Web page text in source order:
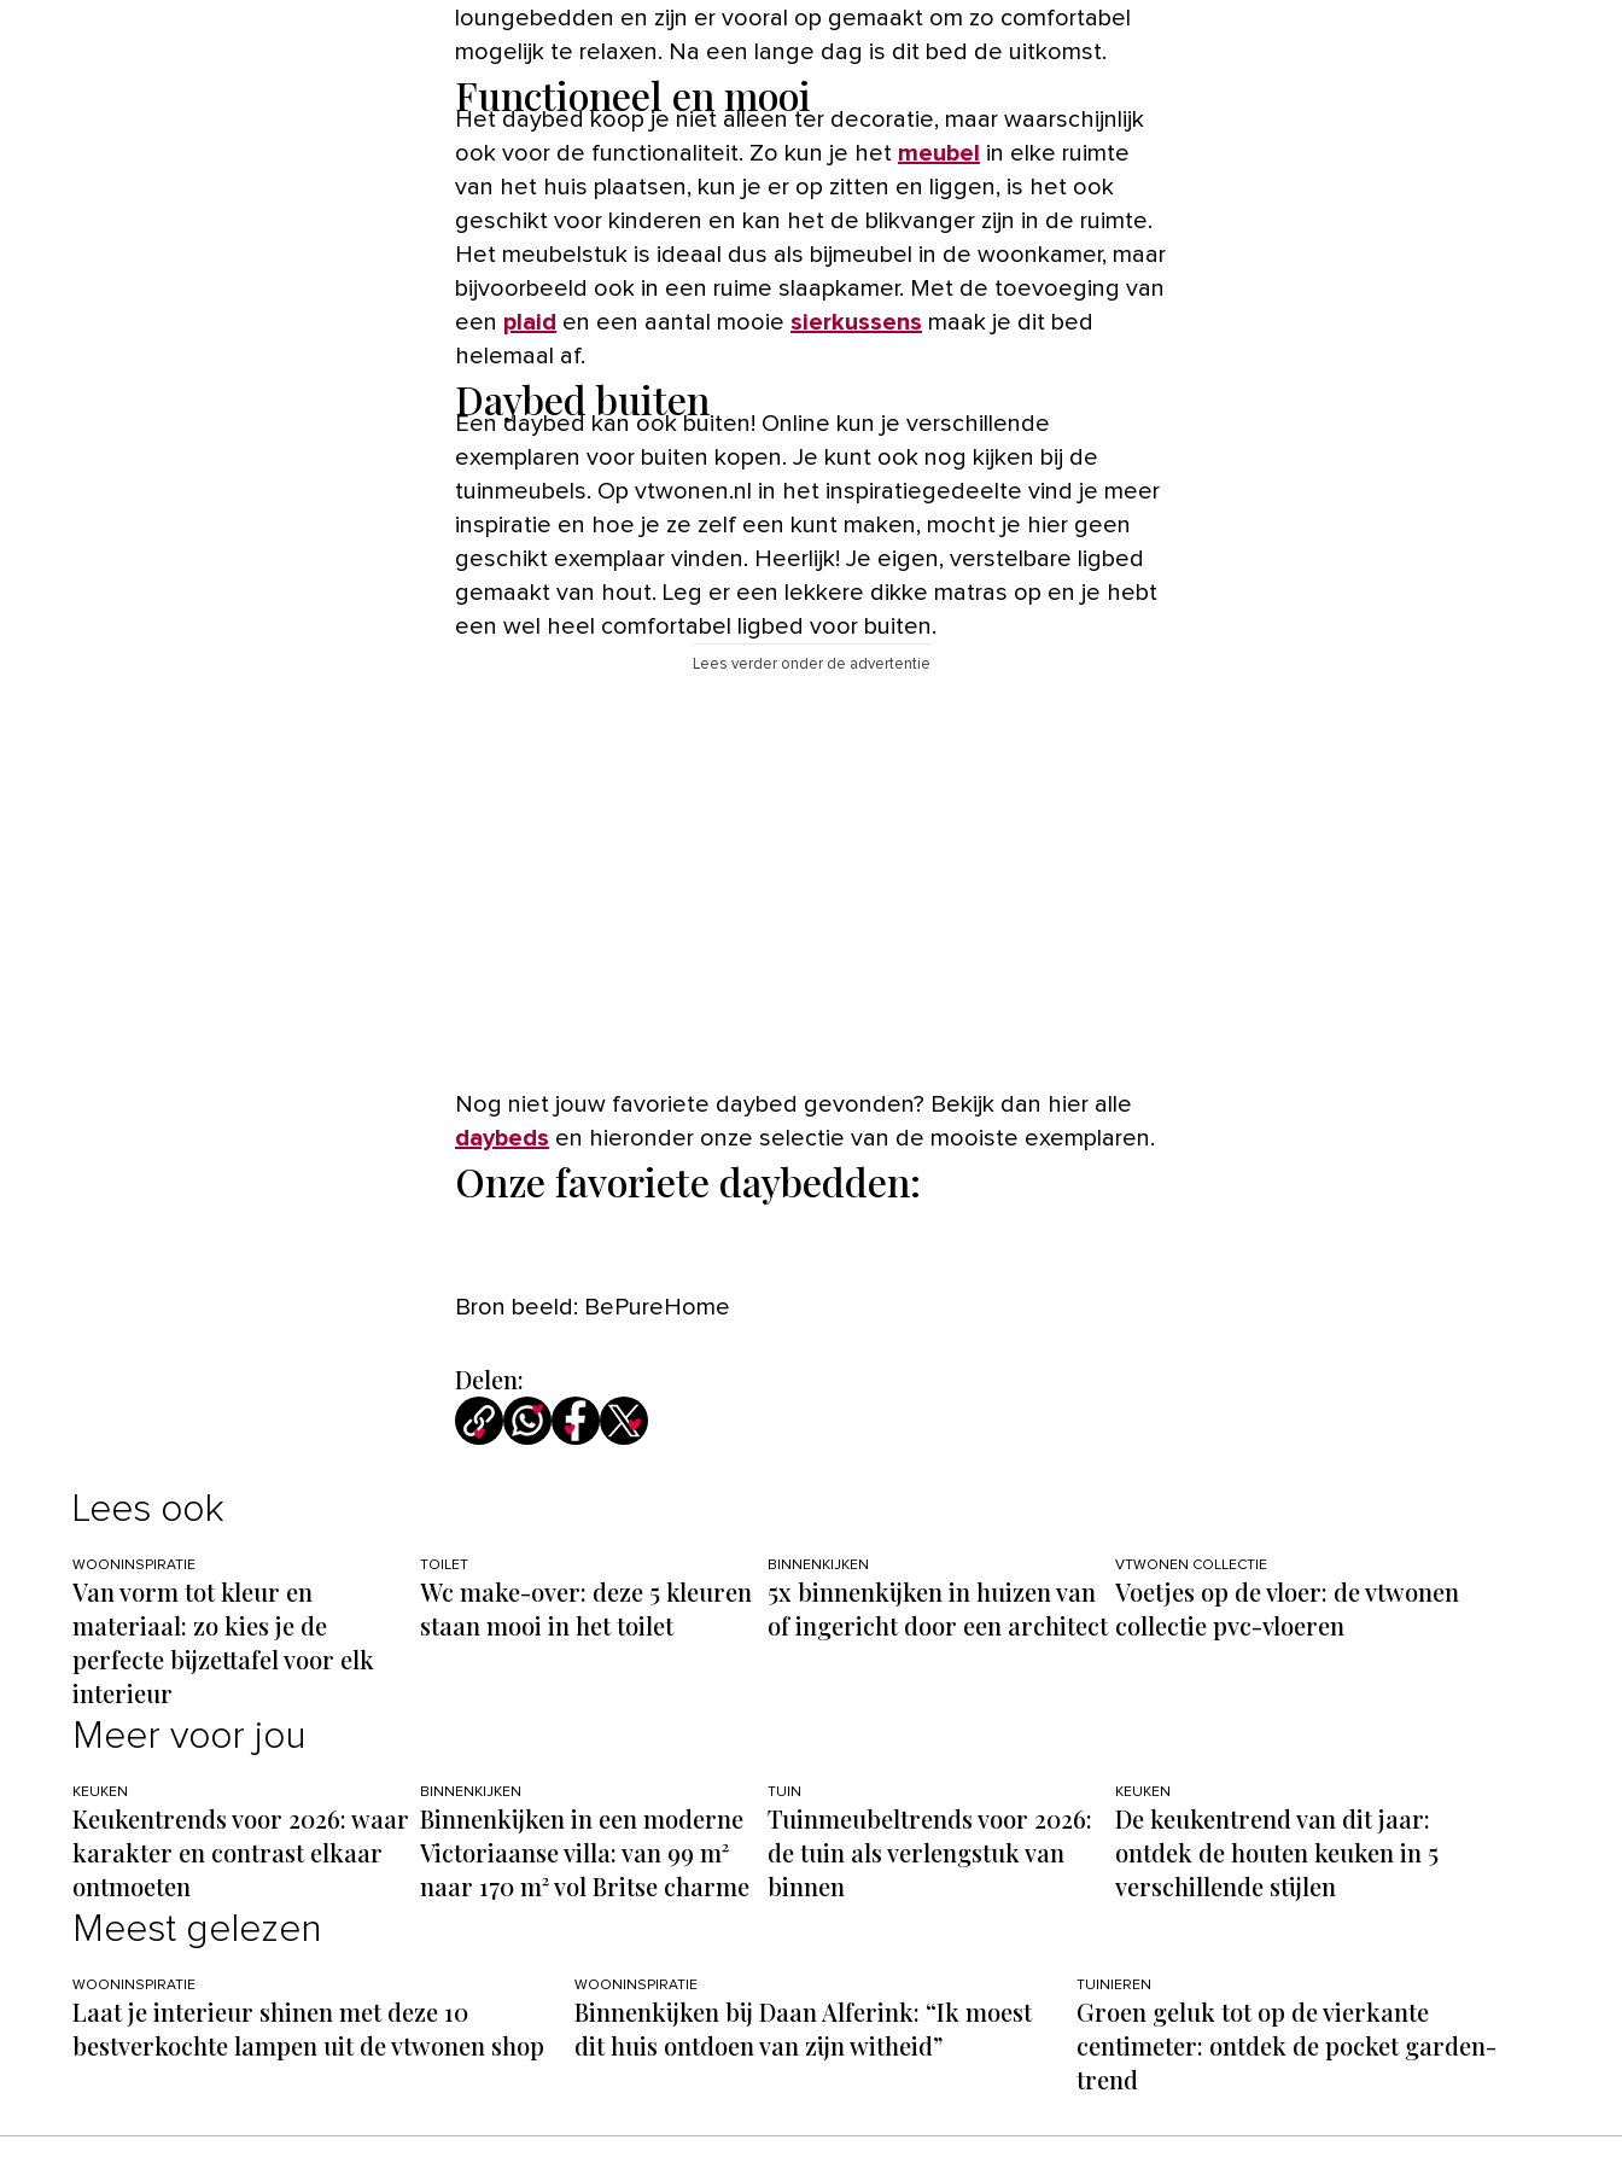
loungebedden en zijn er vooral op gemaakt om zo comfortabel
mogelijk te relaxen. Na een lange dag is dit bed de uitkomst.
Functioneel en mooi
Het daybed koop je niet alleen ter decoratie, maar waarschijnlijk
ook voor de functionaliteit. Zo kun je het meubel in elke ruimte
van het huis plaatsen, kun je er op zitten en liggen, is het ook
geschikt voor kinderen en kan het de blikvanger zijn in de ruimte.
Het meubelstuk is ideaal dus als bijmeubel in de woonkamer, maar
bijvoorbeeld ook in een ruime slaapkamer. Met de toevoeging van
een plaid en een aantal mooie sierkussens maak je dit bed
helemaal af.
Daybed buiten
Een daybed kan ook buiten! Online kun je verschillende
exemplaren voor buiten kopen. Je kunt ook nog kijken bij de
tuinmeubels. Op vtwonen.nl in het inspiratiegedeelte vind je meer
inspiratie en hoe je ze zelf een kunt maken, mocht je hier geen
geschikt exemplaar vinden. Heerlijk! Je eigen, verstelbare ligbed
gemaakt van hout. Leg er een lekkere dikke matras op en je hebt
een wel heel comfortabel ligbed voor buiten.
Lees verder onder de advertentie
Nog niet jouw favoriete daybed gevonden? Bekijk dan hier alle
daybeds en hieronder onze selectie van de mooiste exemplaren.
Onze favoriete daybedden:
Bron beeld: BePureHome
Delen:
Lees ook
WOONINSPIRATIE
Van vorm tot kleur en
materiaal: zo kies je de
perfecte bijzettafel voor elk
interieur
TOILET
Wc make-over: deze 5 kleuren
staan mooi in het toilet
BINNENKIJKEN
5x binnenkijken in huizen van
of ingericht door een architect
VTWONEN COLLECTIE
Voetjes op de vloer: de vtwonen
collectie pvc-vloeren
Meer voor jou
KEUKEN
Keukentrends voor 2026: waar
karakter en contrast elkaar
ontmoeten
BINNENKIJKEN
Binnenkijken in een moderne
Victoriaanse villa: van 99 m²
naar 170 m² vol Britse charme
TUIN
Tuinmeubeltrends voor 2026:
de tuin als verlengstuk van
binnen
KEUKEN
De keukentrend van dit jaar:
ontdek de houten keuken in 5
verschillende stijlen
Meest gelezen
WOONINSPIRATIE
Laat je interieur shinen met deze 10
bestverkochte lampen uit de vtwonen shop
WOONINSPIRATIE
Binnenkijken bij Daan Alferink: “Ik moest
dit huis ontdoen van zijn witheid”
TUINIEREN
Groen geluk tot op de vierkante
centimeter: ontdek de pocket garden-
trend